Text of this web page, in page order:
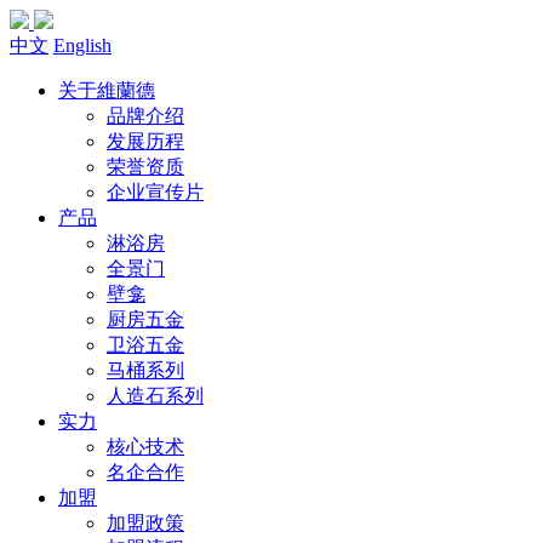
中文 English
关于維蘭德
品牌介绍
发展历程
荣誉资质
企业宣传片
产品
淋浴房
全景门
壁龛
厨房五金
卫浴五金
马桶系列
人造石系列
实力
核心技术
名企合作
加盟
加盟政策